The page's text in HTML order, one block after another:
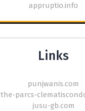
appruptio.info
Links
punjwanis.com
the-parcs-
jusu-gb.com